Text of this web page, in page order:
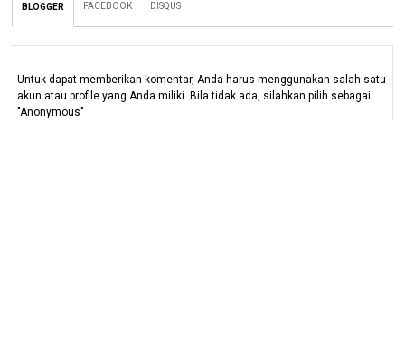
BLOGGER FACEBOOK DISQUS
Untuk dapat memberikan komentar, Anda harus menggunakan salah satu
akun atau profile yang Anda miliki. Bila tidak ada, silahkan pilih sebagai
"Anonymous"